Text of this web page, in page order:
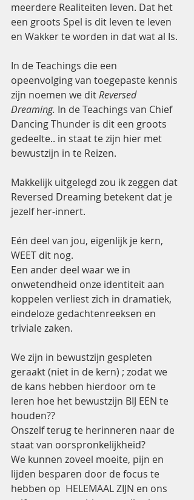
meerdere Realiteiten leven. Dat het
een groots Spel is dit leven te leven
en Wakker te worden in dat wat al Is.
In de Teachings die een
opeenvolging van toegepaste kennis
zijn noemen we dit Reversed
Dreaming. In de Teachings van Chief
Dancing Thunder is dit een groots
gedeelte.. in staat te zijn hier met
bewustzijn in te Reizen.
Makkelijk uitgelegd zou ik zeggen dat
Reversed Dreaming betekent dat je
jezelf her-innert.
Eén deel van jou, eigenlijk je kern,
WEET dit nog.
Een ander deel waar we in
onwetendheid onze identiteit aan
koppelen verliest zich in dramatiek,
eindeloze gedachtenreeksen en
triviale zaken.
We zijn in bewustzijn gespleten
geraakt (niet in de kern) ; zodat we
de kans hebben hierdoor om te
leren hoe het bewustzijn BIJ EEN te
houden??
Onszelf terug te herinneren naar de
staat van oorspronkelijkheid?
We kunnen zoveel moeite, pijn en
lijden besparen door de focus te
hebben op  HELEMAAL ZIJN en ons